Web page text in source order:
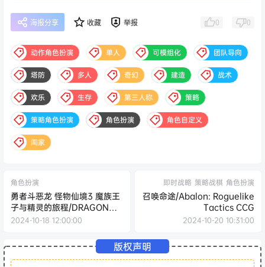
海报分享 收藏 举报 0 0
动作角色扮演 单人 可模组化 团队导向
塔防 多人 奇幻 建造 战术
欢乐 生存 第三人称 策略
策略角色扮演 角色扮演 角色自定义
阖家
角色扮演
勇者斗恶龙 怪物仙境3 魔族王
子与精灵的旅程/DRAGON
QUEST MONSTERS: The
2024-10-18 12:00:00
即时战略 策略战棋 角色扮演
召唤命途/Abalon: Roguelike
Tactics CCG
2024-10-20 10:31:00
版权声明